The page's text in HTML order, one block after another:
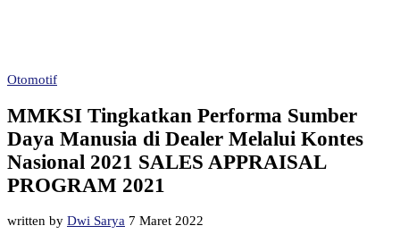
Otomotif
MMKSI Tingkatkan Performa Sumber
Daya Manusia di Dealer Melalui Kontes
Nasional 2021 SALES APPRAISAL
PROGRAM 2021
written by Dwi Sarya 7 Maret 2022